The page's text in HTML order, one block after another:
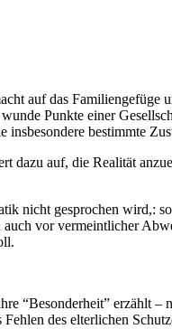
auf das Familiengefüge
Punkte einer
bestimmte
auf, die Realität
nicht gesprochen wird,:
vor vermeintlicher
“Besonderheit” erzählt –
des elterlichen